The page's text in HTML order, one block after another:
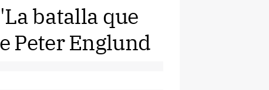
batalla que
Peter Englund